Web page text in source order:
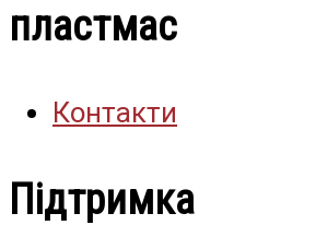
пластмас
Контакти
Підтримка